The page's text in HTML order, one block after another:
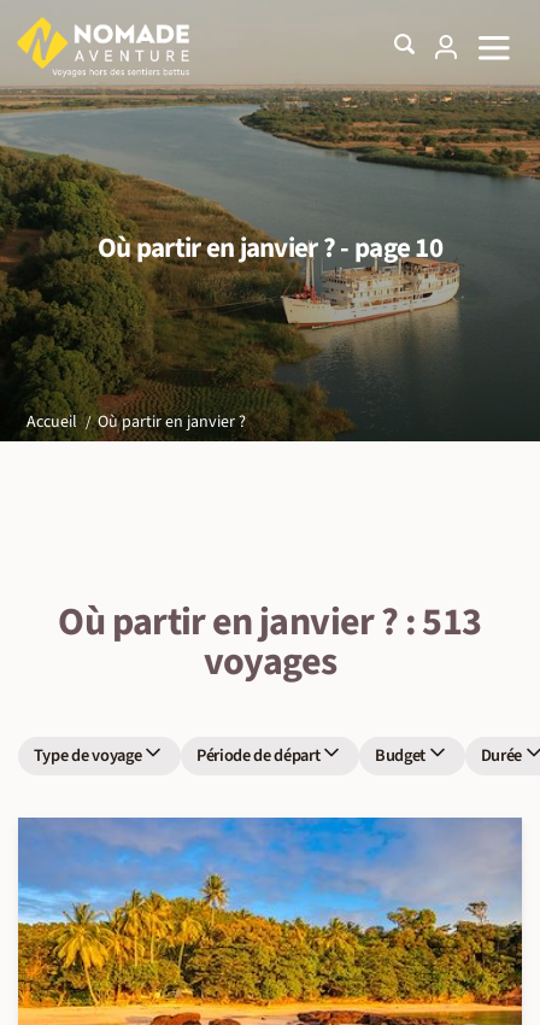
Où partir en janvier ? - page 10
Accueil Où partir en janvier ?
Où partir en janvier ? : 513
voyages
Type de voyage Période de départ Budget Durée